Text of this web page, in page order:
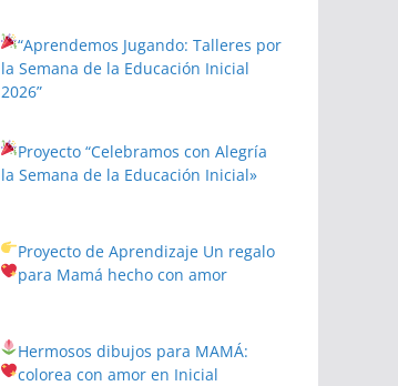
“Aprendemos Jugando: Talleres por
la Semana de la Educación Inicial
2026”
Proyecto“Celebramos con Alegría
la Semana de la Educación Inicial»
Proyecto de Aprendizaje Un regalo
para Mamá hecho con amor
Hermosos dibujos para MAMÁ:
colorea con amor en Inicial